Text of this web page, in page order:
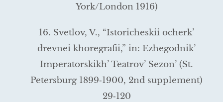
York/London 1916)
16. Svetlov, V., “Istoricheskii ocherk’
drevnei khoregrafii,” in: Ezhegodnik’
Imperatorskikh’ Teatrov’ Sezon’ (St.
Petersburg 1899‑1900, 2nd supple­ment)
29‑120